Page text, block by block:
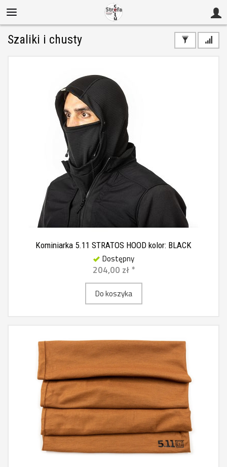
Szaliki i chusty
Kominiarka 5.11 STRATOS HOOD kolor: BLACK
Dostępny
204,00 zł *
Do koszyka